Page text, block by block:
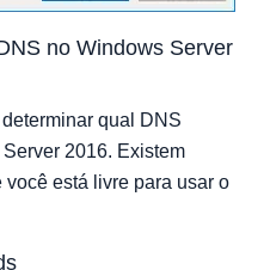
no Windows Server
qual DNS
2016. Existem
está livre para usar o